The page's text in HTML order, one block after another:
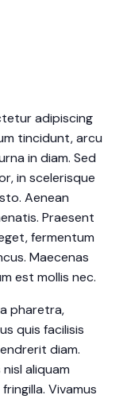
adipiscing
tincidunt, arcu
in diam. Sed
in scelerisque
Aenean
Praesent
fermentum
Maecenas
est mollis nec.
pharetra,
quis facilisis
diam.
aliquam
Vivamus